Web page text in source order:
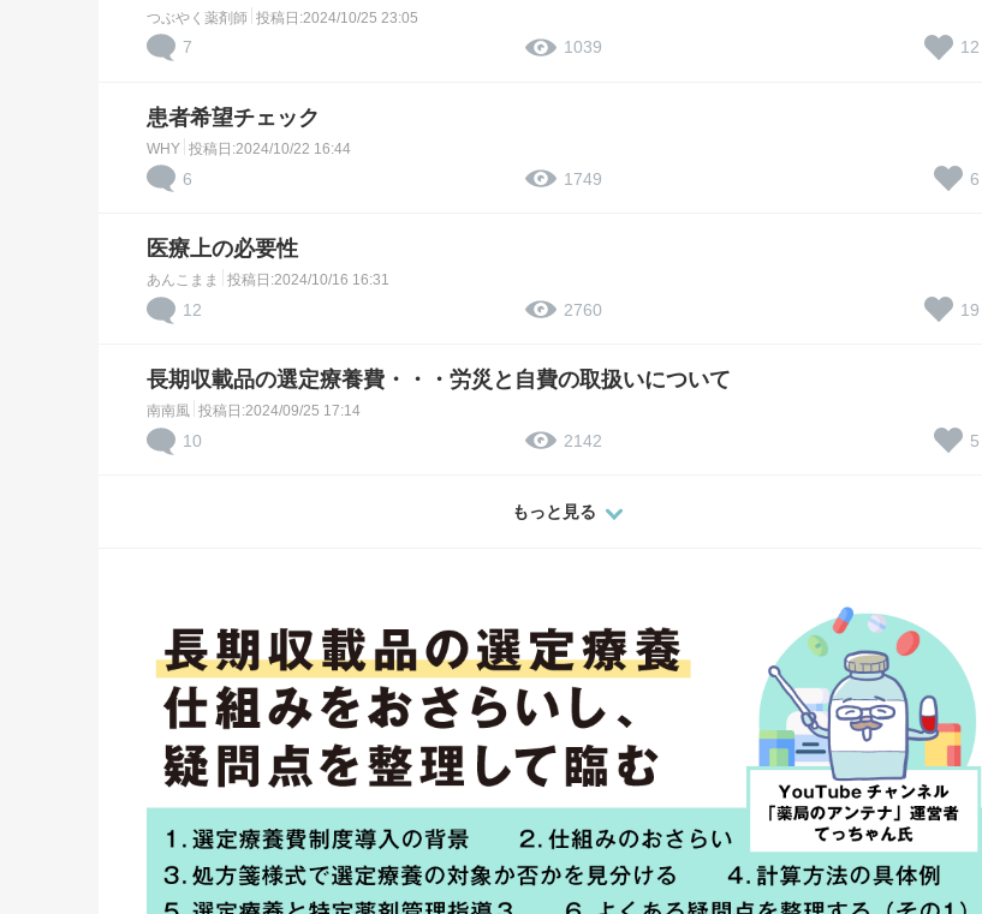
つぶやく薬剤師 投稿日:2024/10/25 23:05
7 1039 12
患者希望チェック
WHY 投稿日:2024/10/22 16:44
6 1749 6
医療上の必要性
あんこまま 投稿日:2024/10/16 16:31
12 2760 19
長期収載品の選定療養費・・・労災と自費の取扱いについて
南南風 投稿日:2024/09/25 17:14
10 2142 5
もっと見る